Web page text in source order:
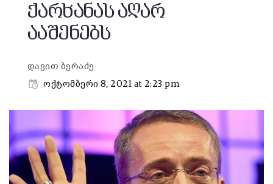
ქარხანას აღარ
ააშენებს
დავით ბერაძე
ოქტომბერი 8, 2021 at 2:23 pm